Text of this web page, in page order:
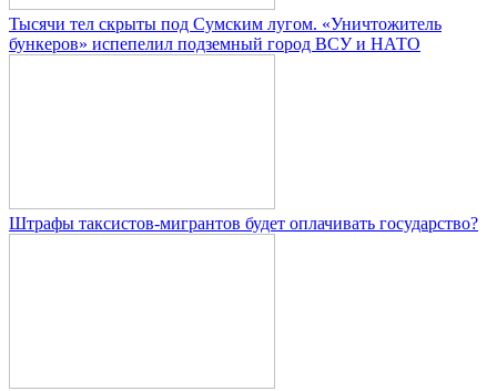
Тысячи тел скрыты под Сумским лугом. «Уничтожитель
бункеров» испепелил подземный город ВСУ и НАТО
Штрафы таксистов-мигрантов будет оплачивать государство?